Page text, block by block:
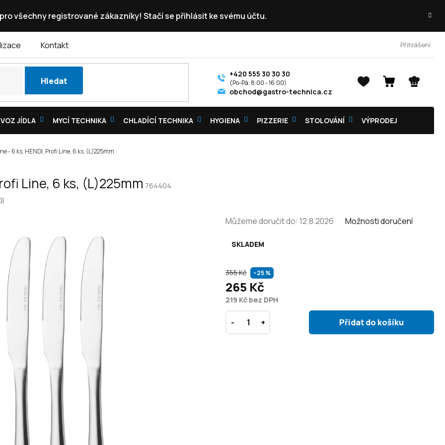
pro všechny registrované zákazníky! Stačí se přihlásit ke svému účtu.
Kontakt Přihlášení
Hledat
NÁKUPNÍ
+420 555 30 30 30
obchod@gastro-technica.cz
JÍDLA MYCÍ TECHNIKA CHLADÍCÍ TECHNIKA HYGIENA PIZZERIE STOLOVÁNÍ VÝPRODEJ
- 6 ks, HENDI, Profi Line, 6 ks, (L)225mm
Line, 6 ks, (L)225mm 764404
355 Kč –25 %
265 Kč
219 Kč bez DPH
SKLADEM
Můžeme doručit do: 12.8.2026 Možnosti doručení
Přidat do košíku